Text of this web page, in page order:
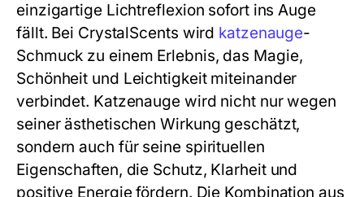
einzigartige Lichtreflexion sofort ins Auge
fällt. Bei CrystalScents wird katzenauge-
Schmuck zu einem Erlebnis, das Magie,
Schönheit und Leichtigkeit miteinander
verbindet. Katzenauge wird nicht nur wegen
seiner ästhetischen Wirkung geschätzt,
sondern auch für seine spirituellen
Eigenschaften, die Schutz, Klarheit und
positive Energie fördern. Die Kombination aus